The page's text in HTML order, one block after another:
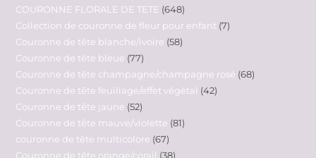
COURONNE FLORALE DE TETE 648
Collection de couronne de fleur pour enfant 7
Couronne de tête blanche/ivoire 58
Couronne de tête bleue 77
Couronne de tête champagne/champagne rosé 68
Couronne de tête feuillage/effet végétal 42
Couronne de tête jaune 52
Couronne de tête mauve/violette 81
couronne de tête multicolore 67
Couronne de tête orange/corail 38